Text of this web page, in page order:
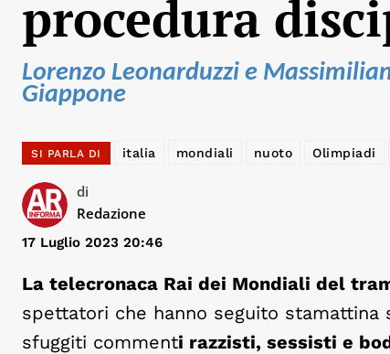
procedura
Lorenzo Leonarduzzi e
Giappone
SI PARLA DI italia mondiali nuoto Olimpiadi
di
Redazione
17 Luglio 2023 20:46
La telecronaca Rai dei Mondiali del
spettatori che hanno seguito stamattina
sfuggiti commenti razzisti, sessisti e